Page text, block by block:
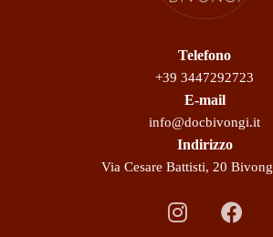
Telefono
+39 3447292723
E-mail
info@docbivongi.it
Indirizzo
Via Cesare Battisti, 20